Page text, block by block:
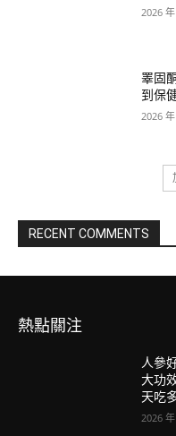
2026
睪固
到保
2026
RECENT COMMENTS
熱點關注
人參
大功
天吃
2026